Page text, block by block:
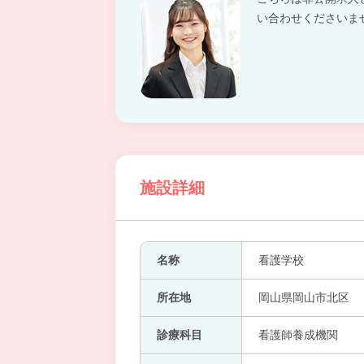
い合わせくださいま
施設詳細
名称 看護学校
所在地 岡山県岡山市北区
診療科目 看護師養成機関